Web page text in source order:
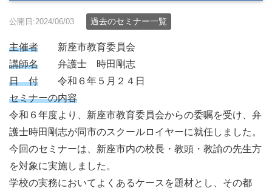
公開日:2024/06/03 過去のセミナー一覧
主催者 新座市教育委員会
講師名 弁護士 時田剛志
日 付 令和６年５月２４日
セミナーの内容
令和６年度より、新座市教育委員会からの委嘱を受け、弁
護士時田剛志が同市のスクールロイヤーに就任しました。
今回のセミナーは、新座市内の校長・教頭・教諭の先生方
を対象に実施しました。
学校の実務においてよくあるケースを題材とし、その都